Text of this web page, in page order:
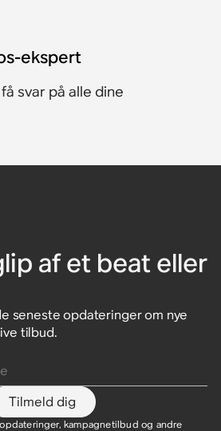
ekspert
svar på alle dine
af et beat eller
seneste opdateringer om nye
tilbud.
Tilmeld dig
kampagnetilbud og andre